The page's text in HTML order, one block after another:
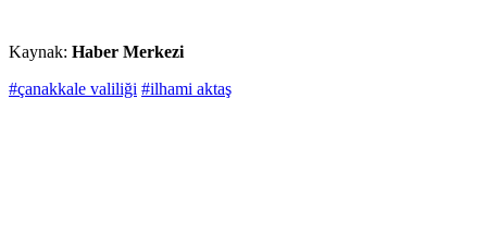
Kaynak: Haber Merkezi
#çanakkale valiliği #ilhami aktaş